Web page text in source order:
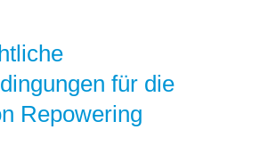
für die
Repowering